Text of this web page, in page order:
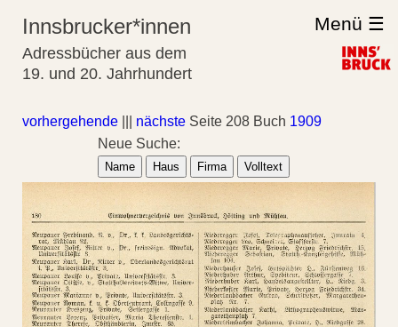
Innsbrucker*innen
Adressbücher aus dem
19. und 20. Jahrhundert
Menü ☰
vorhergehende nächste Seite 208 Buch 1909
Neue Suche:
Name Haus Firma Volltext